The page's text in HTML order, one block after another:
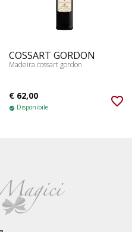
COSSART GORDON
Madeira cossart gordon
€ 62,00
check_circle Disponibile favorite_border